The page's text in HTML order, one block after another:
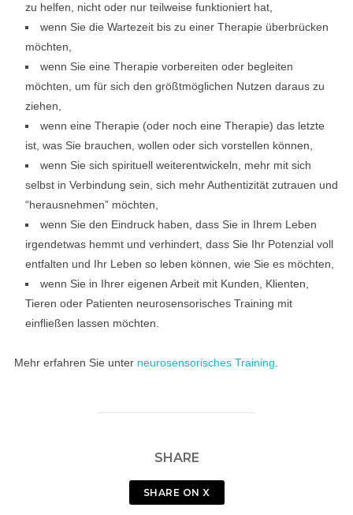
zu helfen, nicht oder nur teilweise funktioniert hat,
wenn Sie die Wartezeit bis zu einer Therapie überbrücken
möchten,
wenn Sie eine Therapie vorbereiten oder begleiten
möchten, um für sich den größtmöglichen Nutzen daraus zu
ziehen,
wenn eine Therapie (oder noch eine Therapie) das letzte
ist, was Sie brauchen, wollen oder sich vorstellen können,
wenn Sie sich spirituell weiterentwickeln, mehr mit sich
selbst in Verbindung sein, sich mehr Authentizität zutrauen und
“herausnehmen” möchten,
wenn Sie den Eindruck haben, dass Sie in Ihrem Leben
irgendetwas hemmt und verhindert, dass Sie Ihr Potenzial voll
entfalten und Ihr Leben so leben können, wie Sie es möchten,
wenn Sie in Ihrer eigenen Arbeit mit Kunden, Klienten,
Tieren oder Patienten neurosensorisches Training mit
einfließen lassen möchten.
Mehr erfahren Sie unter neurosensorisches Training
SHARE
SHARE ON X